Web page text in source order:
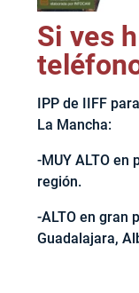
Si ves
IPP de IIFF
La Mancha:
-MUY ALTO en
región.
-ALTO en gran
Guadalajara,